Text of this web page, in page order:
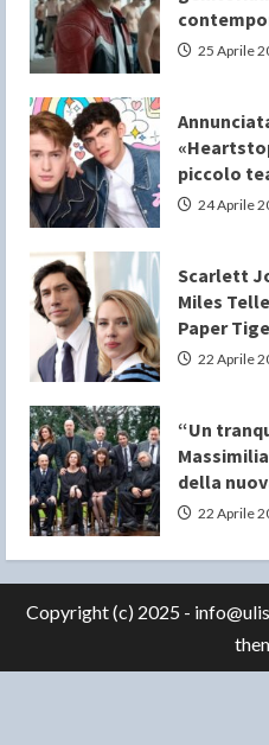
25 Aprile
piccolo
24 Aprile
Scarlett
Miles
Paper
22 Aprile
“Un
della
22 Aprile
Copyright (c) 2025 -